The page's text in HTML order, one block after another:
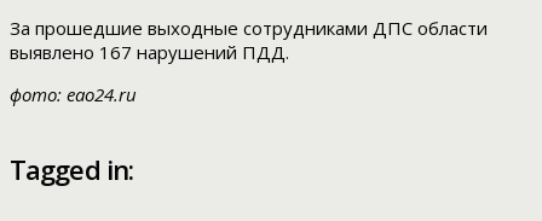
За прошедшие выходные сотрудниками ДПС области
выявлено 167 нарушений ПДД.
фото: eao24.ru
Tagged in: